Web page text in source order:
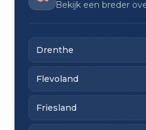
Bekijk een breder
Drenthe
Flevoland
Friesland